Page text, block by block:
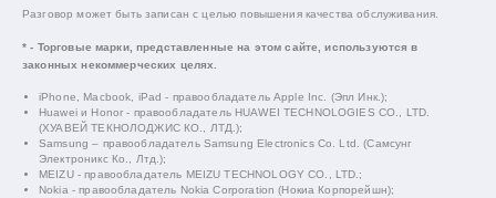
Разговор может быть записан с целью повышения качества обслуживания.
* - Торговые марки, представленные на этом сайте, используются в
законных некоммерческих целях.
iPhone, Macbook, iPad - правообладатель Apple Inc. (Эпл Инк.);
Huawei и Honor - правообладатель HUAWEI TECHNOLOGIES CO., LTD.
(ХУАВЕЙ ТЕКНОЛОДЖИС КО., ЛТД.);
Samsung – правообладатель Samsung Electronics Co. Ltd. (Самсунг
Электроникс Ко., Лтд.);
MEIZU - правообладатель MEIZU TECHNOLOGY CO., LTD.;
Nokia - правообладатель Nokia Corporation (Нокиа Корпорейшн);